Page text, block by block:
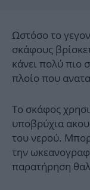
Ωστόσο το
σκάφους
κάνει πολύ πιο
πλοίο που
Το σκάφος
υποβρύχια
του νερού.
την
παρατήρηση